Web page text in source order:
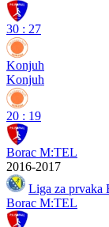
30 : 27
Konjuh
Konjuh
20 : 19
Borac M:TEL
2016-2017
Liga za prvaka
Borac M:TEL